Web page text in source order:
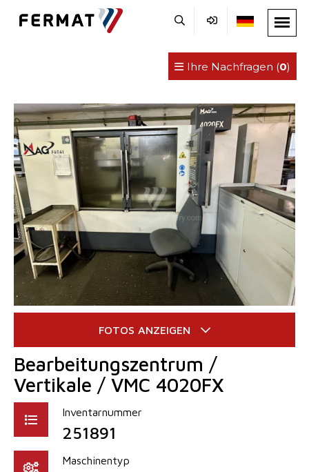
Ihre Nachfragen (0)
Bearbeitungszentrum /
Vertikale / VMC 4020FX
Inventarnummer
251891
Maschinentyp